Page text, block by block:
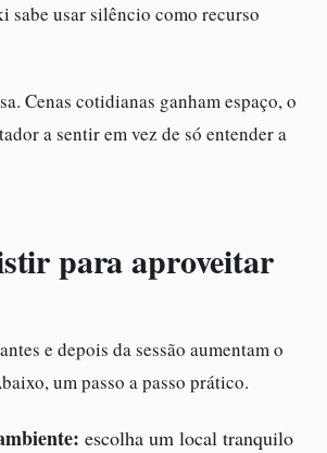
sabe usar silêncio como recurso
Cenas cotidianas ganham espaço, o
a sentir em vez de só entender a
para aproveitar
e depois da sessão aumentam o
um passo a passo prático.
escolha um local tranquilo